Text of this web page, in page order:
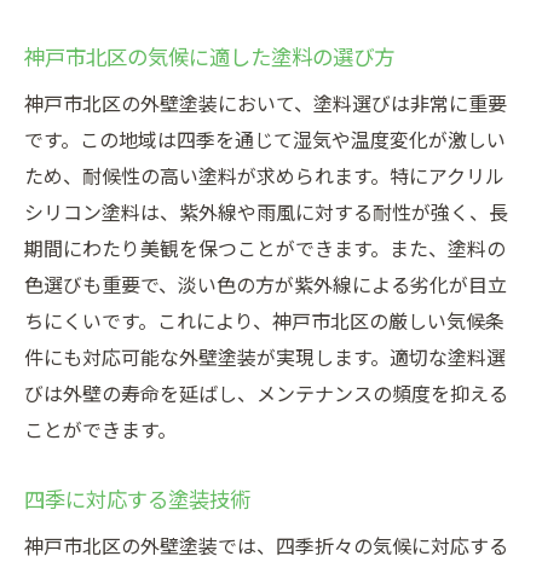
神戸市北区の気候に適した塗料の選び方
神戸市北区の外壁塗装において、塗料選びは非常に重要
です。この地域は四季を通じて湿気や温度変化が激しい
ため、耐候性の高い塗料が求められます。特にアクリル
シリコン塗料は、紫外線や雨風に対する耐性が強く、長
期間にわたり美観を保つことができます。また、塗料の
色選びも重要で、淡い色の方が紫外線による劣化が目立
ちにくいです。これにより、神戸市北区の厳しい気候条
件にも対応可能な外壁塗装が実現します。適切な塗料選
びは外壁の寿命を延ばし、メンテナンスの頻度を抑える
ことができます。
四季に対応する塗装技術
神戸市北区の外壁塗装では、四季折々の気候に対応する